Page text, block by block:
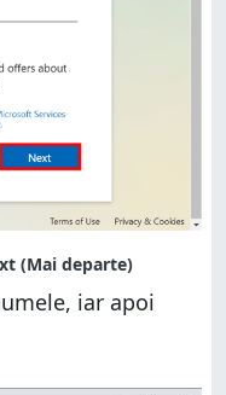
iar apoi